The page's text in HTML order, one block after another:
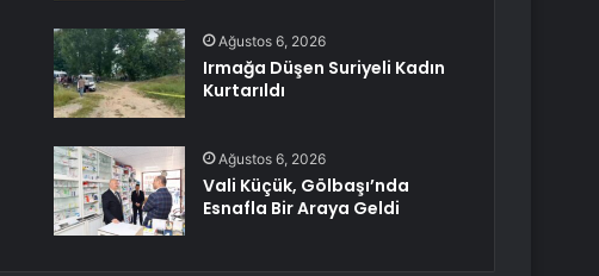
Ağustos 6, 2026
Irmağa Düşen Suriyeli Kadın
Kurtarıldı
Ağustos 6, 2026
Vali Küçük, Gölbaşı’nda
Esnafla Bir Araya Geldi